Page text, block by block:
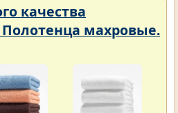
качества
Полотенца махровые.